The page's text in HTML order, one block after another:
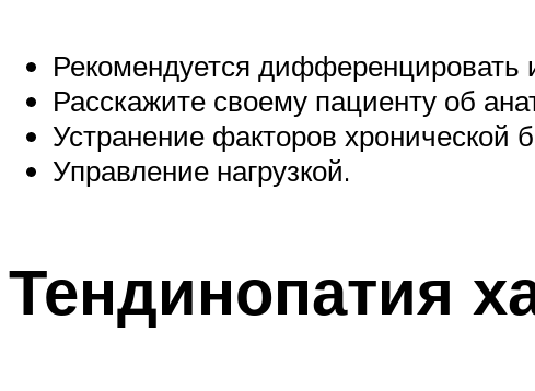
Рекомендуется дифференцировать
Расскажите своему пациенту об
Устранение факторов хронической
Управление нагрузкой.
Тендинопатия